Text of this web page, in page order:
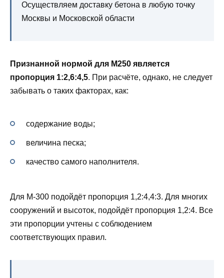
Осуществляем доставку бетона в любую точку
Москвы и Московской области
Признанной нормой для М250 является
пропорция 1:2,6:4,5. При расчёте, однако, не следует
забывать о таких факторах, как:
содержание воды;
величина песка;
качество самого наполнителя.
Для М-300 подойдёт пропорция 1,2:4,4:3. Для многих
сооружений и высоток, подойдёт пропорция 1,2:4. Все
эти пропорции учтены с соблюдением
соответствующих правил.